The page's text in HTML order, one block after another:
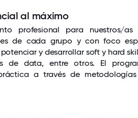
al máximo
profesional para nuestros/
de cada grupo y con foco
y desarrollar soft y hard
de data, entre otros. El
a través de